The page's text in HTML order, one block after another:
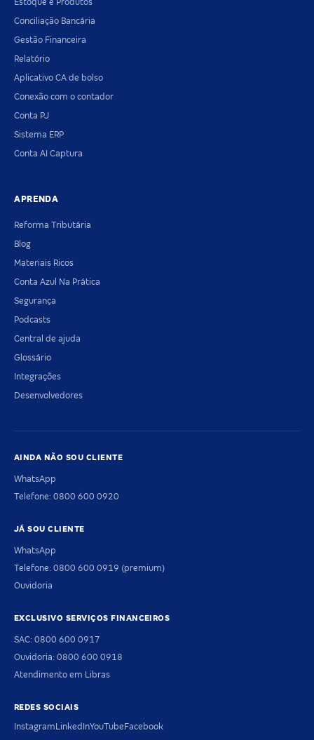
Estoque e Produtos
Conciliação Bancária
Gestão Financeira
Relatório
Aplicativo CA de bolso
Conexão com o contador
Conta PJ
Sistema ERP
Conta AI Captura
APRENDA
Reforma Tributária
Blog
Materiais Ricos
Conta Azul Na Prática
Segurança
Podcasts
Central de ajuda
Glossário
Integrações
Desenvolvedores
AINDA NÃO SOU CLIENTE
WhatsApp
Telefone: 0800 600 0920
JÁ SOU CLIENTE
WhatsApp
Telefone: 0800 600 0919 (premium)
Ouvidoria
EXCLUSIVO SERVIÇOS FINANCEIROS
SAC: 0800 600 0917
Ouvidoria: 0800 600 0918
Atendimento em Libras
REDES SOCIAIS
InstagramLinkedInYouTubeFacebook